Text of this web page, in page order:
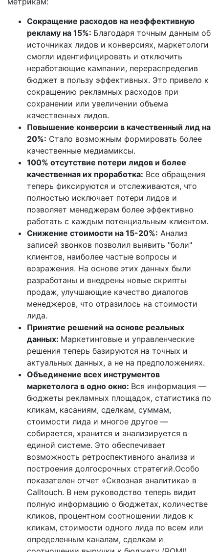
Сокращение расходов на неэффективную
рекламу на 15%: Благодаря точным данным об
источниках лидов и конверсиях, маркетологи
смогли идентифицировать и отключить
неработающие кампании, перераспределив
бюджет в пользу эффективных. Это привело к
сокращению рекламных расходов при
сохранении или увеличении объема
качественных лидов.
Повышение конверсии в качественный лид на
20%: Стало возможным формировать более
качественные медиамиксы.
100% отсутствие потери лидов и более
качественная их проработка: Все обращения
теперь фиксируются и отслеживаются, что
полностью исключает потери лидов и
позволяет менеджерам более эффективно
работать с каждым потенциальным клиентом.
Снижение стоимости на 15-20%: Анализ
записей звонков позволил выявить "боли"
клиентов, наиболее частые вопросы и
возражения. На основе этих данных были
разработаны и внедрены новые скрипты
продаж, улучшающие качество диалогов
менеджеров, что отразилось на стоимости
лида.
Принятие решений на основе реальных
данных: Маркетинговые и управленческие
решения теперь базируются на точных и
актуальных данных, а не на предположениях.
Объединение всех инструментов
маркетолога в одно окно: Вся информация —
бюджеты рекламных площадок, статистика по
кликам, касаниям, сделкам, суммам,
стоимости лида и многое другое —
собирается, хранится и анализируется в
единой системе. Это обеспечивает
возможность ретроспективного анализа и
построения долгосрочных стратегий.Особо
показателен отчет «Сквозная аналитика» в
Calltouch. В нем руководство теперь видит
полную информацию о бюджетах, количестве
кликов, процентном соотношении лидов к
кликам, стоимости одного лида по всем или
определенным каналам, сделкам и